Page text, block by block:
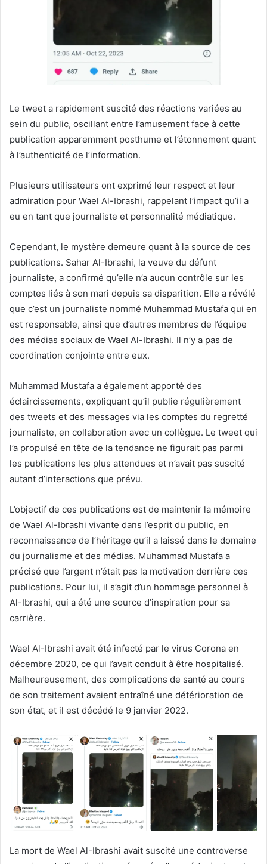
Le tweet a rapidement suscité des réactions variées au
sein du public, oscillant entre l’amusement face à cette
publication apparemment posthume et l’étonnement quant
à l’authenticité de l’information.
Plusieurs utilisateurs ont exprimé leur respect et leur
admiration pour Wael Al-Ibrashi, rappelant l’impact qu’il a
eu en tant que journaliste et personnalité médiatique.
Cependant, le mystère demeure quant à la source de ces
publications. Sahar Al-Ibrashi, la veuve du défunt
journaliste, a confirmé qu’elle n’a aucun contrôle sur les
comptes liés à son mari depuis sa disparition. Elle a révélé
que c’est un journaliste nommé Muhammad Mustafa qui en
est responsable, ainsi que d’autres membres de l’équipe
des médias sociaux de Wael Al-Ibrashi. Il n’y a pas de
coordination conjointe entre eux.
Muhammad Mustafa a également apporté des
éclaircissements, expliquant qu’il publie régulièrement
des tweets et des messages via les comptes du regretté
journaliste, en collaboration avec un collègue. Le tweet qui
l’a propulsé en tête de la tendance ne figurait pas parmi
les publications les plus attendues et n’avait pas suscité
autant d’interactions que prévu.
L’objectif de ces publications est de maintenir la mémoire
de Wael Al-Ibrashi vivante dans l’esprit du public, en
reconnaissance de l’héritage qu’il a laissé dans le domaine
du journalisme et des médias. Muhammad Mustafa a
précisé que l’argent n’était pas la motivation derrière ces
publications. Pour lui, il s’agit d’un hommage personnel à
Al-Ibrashi, qui a été une source d’inspiration pour sa
carrière.
Wael Al-Ibrashi avait été infecté par le virus Corona en
décembre 2020, ce qui l’avait conduit à être hospitalisé.
Malheureusement, des complications de santé au cours
de son traitement avaient entraîné une détérioration de
son état, et il est décédé le 9 janvier 2022.
La mort de Wael Al-Ibrashi avait suscité une controverse